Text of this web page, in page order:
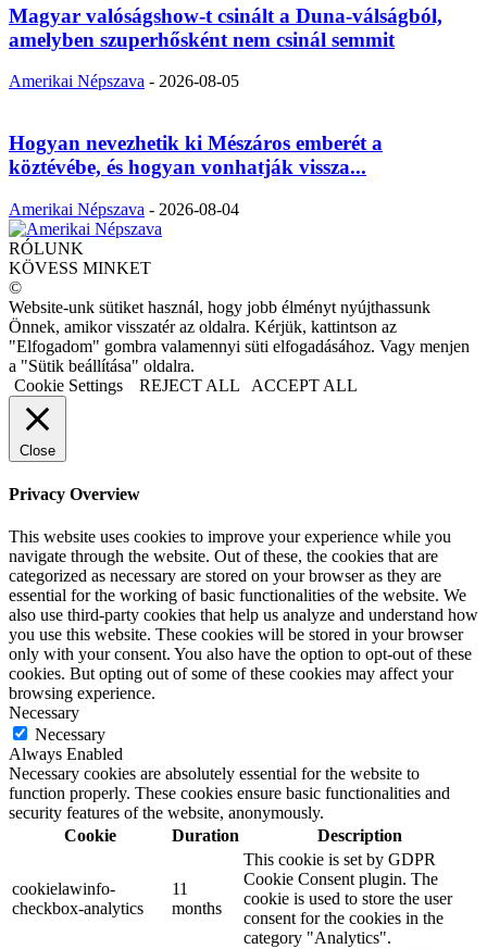
Magyar valóságshow-t csinált a Duna-válságból,
amelyben szuperhősként nem csinál semmit
Amerikai Népszava - 2026-08-05
Hogyan nevezhetik ki Mészáros emberét a
köztévébe, és hogyan vonhatják vissza...
Amerikai Népszava - 2026-08-04
RÓLUNK
KÖVESS MINKET
©
Website-unk sütiket használ, hogy jobb élményt nyújthassunk
Önnek, amikor visszatér az oldalra. Kérjük, kattintson az
"Elfogadom" gombra valamennyi süti elfogadásához. Vagy menjen
a "Sütik beállítása" oldalra.
Cookie Settings
REJECT ALL ACCEPT ALL
Close
Privacy Overview
This website uses cookies to improve your experience while you
navigate through the website. Out of these, the cookies that are
categorized as necessary are stored on your browser as they are
essential for the working of basic functionalities of the website. We
also use third-party cookies that help us analyze and understand how
you use this website. These cookies will be stored in your browser
only with your consent. You also have the option to opt-out of these
cookies. But opting out of some of these cookies may affect your
browsing experience.
Necessary
Necessary
Always Enabled
Necessary cookies are absolutely essential for the website to
function properly. These cookies ensure basic functionalities and
security features of the website, anonymously.
Cookie
Duration Description
cookielawinfo-
checkbox-analytics
11
months
This cookie is set by GDPR
Cookie Consent plugin. The
cookie is used to store the user
consent for the cookies in the
category "Analytics".